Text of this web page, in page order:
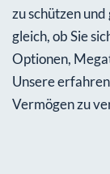
zu schützen
gleich, ob Sie
Optionen,
Unsere
Vermögen zu